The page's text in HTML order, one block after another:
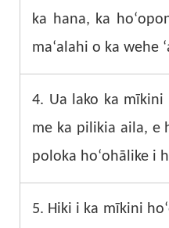
ka hana, ka
maʻalahi o ka wehe
4. Ua lako ka mīkini
me ka pilikia aila, e
poloka hoʻohālike i
5. Hiki i ka mīkini